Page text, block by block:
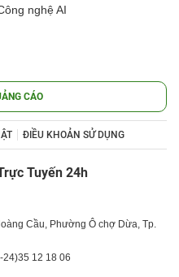
nghệ AI
CÁO
ĐIỀU KHOẢN SỬ DỤNG
Tuyến 24h
Cầu, Phường Ô chợ Dừa, Tp.
24)35 12 18 06